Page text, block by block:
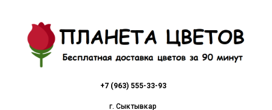
+7 (963) 555-33-93
г. Сыктывкар